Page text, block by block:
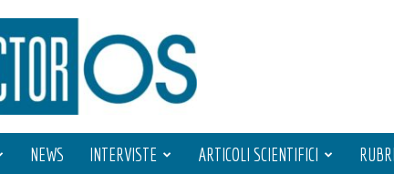
NEWS INTERVISTE ARTICOLI SCIENTIFICI